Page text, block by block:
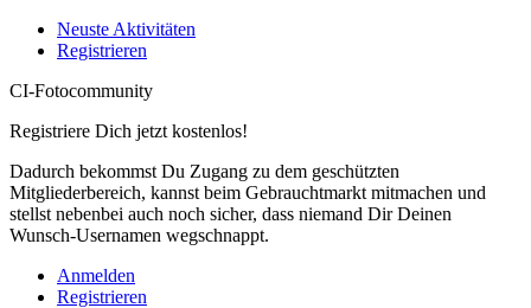
Neuste Aktivitäten
Registrieren
CI-Fotocommunity
Registriere Dich jetzt kostenlos!
Dadurch bekommst Du Zugang zu dem geschützten
Mitgliederbereich, kannst beim Gebrauchtmarkt mitmachen und
stellst nebenbei auch noch sicher, dass niemand Dir Deinen
Wunsch-Usernamen wegschnappt.
Anmelden
Registrieren